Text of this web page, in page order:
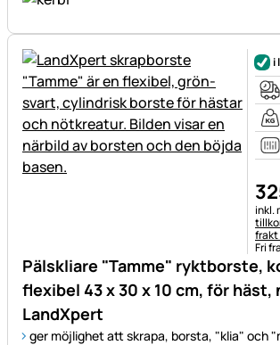
Pälskliare "Tamme" ryktborste,
flexibel 43 x 30 x 10 cm, för
LandXpert
ger möjlighet att skrapa, borsta, "klia" och
i
inkl.
frakt
Fri